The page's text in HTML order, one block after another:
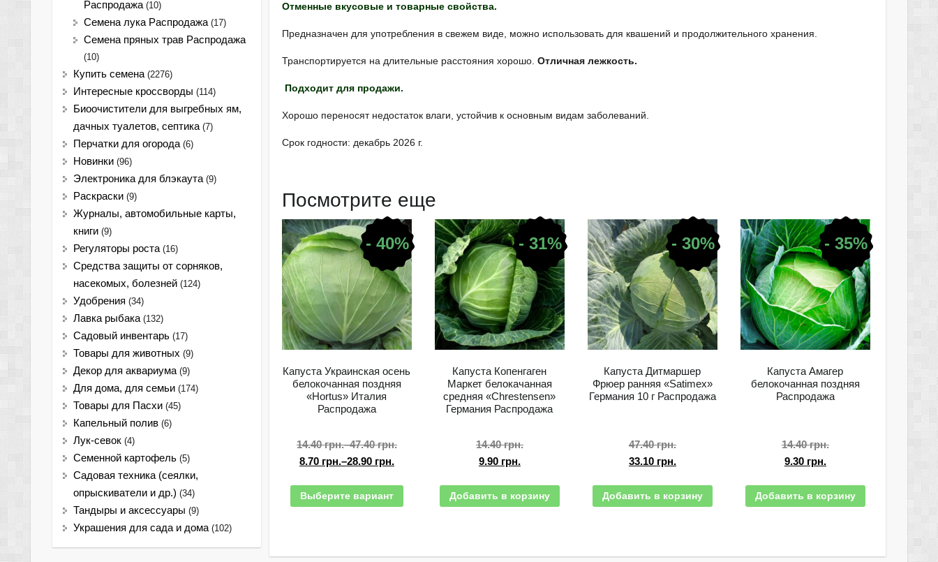
Отменные вкусовые и товарные свойства.
Предназначен для употребления в свежем виде, можно использовать для квашений и продолжительного хранения.
Транспортируется на длительные расстояния хорошо. Отличная лежкость.
Подходит для продажи.
Хорошо переносят недостаток влаги, устойчив к основным видам заболеваний.
Срок годности: декабрь 2026 г.
Посмотрите еще
- 40%
Капуста Украинская осень
белокочанная поздняя
«Hortus» Италия
Распродажа
14.40грн.–47.40грн.
8.70 грн.–28.90 грн.
Выберите вариант
- 31%
Капуста Копенгаген
Маркет белокачанная
средняя «Chrestensen»
Германия Распродажа
14.40грн.
9.90 грн.
Добавить в корзину
- 30%
Капуста Дитмаршер
Фрюер ранняя «Satimex»
Германия 10 г Распродажа
47.40грн.
33.10 грн.
Добавить в корзину
- 35%
Капуста Амагер
белокочанная поздняя
Распродажа
14.40грн.
9.30 грн.
Добавить в корзину
Распродажа (10)
Семена лука Распродажа (17)
Семена пряных трав Распродажа
(10)
Купить семена (2276)
Интересные кроссворды (114)
Биоочистители для выгребных ям,
дачных туалетов, септика (7)
Перчатки для огорода (6)
Новинки (96)
Электроника для блэкаута (9)
Раскраски (9)
Журналы, автомобильные карты,
книги (9)
Регуляторы роста (16)
Средства защиты от сорняков,
насекомых, болезней (124)
Удобрения (34)
Лавка рыбака (132)
Садовый инвентарь (17)
Товары для животных (9)
Декор для аквариума (9)
Для дома, для семьи (174)
Товары для Пасхи (45)
Капельный полив (6)
Лук-севок (4)
Семенной картофель (5)
Садовая техника (сеялки,
опрыскиватели и др.) (34)
Тандыры и аксессуары (9)
Украшения для сада и дома (102)